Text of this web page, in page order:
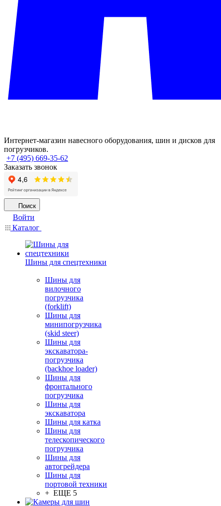
Интернет-магазин навесного оборудования, шин и дисков для
погрузчиков.
+7 (495) 669-35-62
Заказать звонок
Поиск
Войти
Каталог
Шины для спецтехники
Шины для
вилочного
погрузчика
(forklift)
Шины для
минипогрузчика
(skid steer)
Шины для
экскаватора-
погрузчика
(backhoe loader)
Шины для
фронтального
погрузчика
Шины для
экскаватора
Шины для катка
Шины для
телескопического
погрузчика
Шины для
автогрейдера
Шины для
портовой техники
+ ЕЩЕ 5